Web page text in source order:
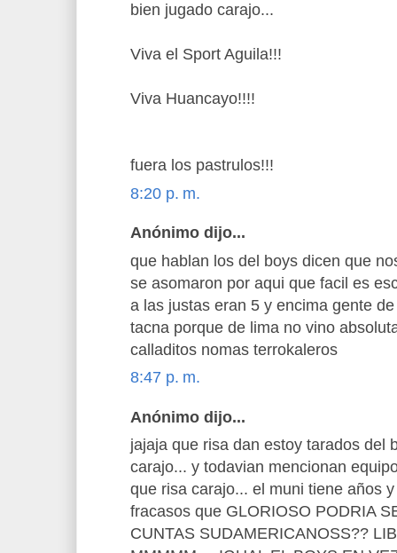
bien jugado carajo...
Viva el Sport Aguila!!!
Viva Huancayo!!!!
fuera los pastrulos!!!
8:20 p. m.
Anónimo dijo...
que hablan los del boys dicen que
se asomaron por aqui que facil es
a las justas eran 5 y encima gente
tacna porque de lima no vino
calladitos nomas terrokaleros
8:47 p. m.
Anónimo dijo...
jajaja que risa dan estoy tarados del
carajo... y todavian mencionan
que risa carajo... el muni tiene años
fracasos que GLORIOSO PODRIA
CUNTAS SUDAMERICANOSS??